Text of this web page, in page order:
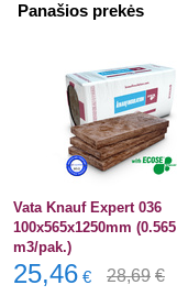
Panašios prekės
Vata Knauf Expert 036
100x565x1250mm (0.565
m3/pak.)
25,46 € 28,69 €